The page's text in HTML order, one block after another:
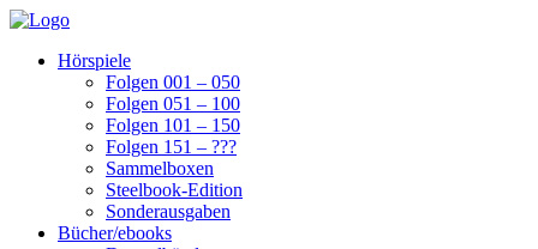
Hörspiele
Folgen 001 – 050
Folgen 051 – 100
Folgen 101 – 150
Folgen 151 – ???
Sammelboxen
Steelbook-Edition
Sonderausgaben
Bücher/ebooks